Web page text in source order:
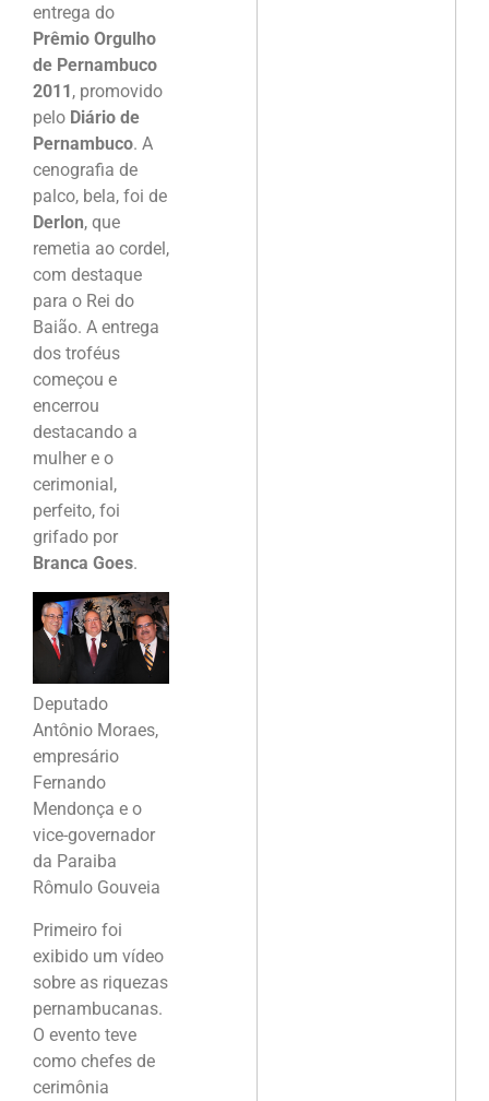
entrega do
Prêmio Orgulho
de Pernambuco
2011, promovido
pelo Diário de
Pernambuco. A
cenografia de
palco, bela, foi de
Derlon, que
remetia ao cordel,
com destaque
para o Rei do
Baião. A entrega
dos troféus
começou e
encerrou
destacando a
mulher e o
cerimonial,
perfeito, foi
grifado por
Branca Goes.
Deputado
Antônio Moraes,
empresário
Fernando
Mendonça e o
vice-governador
da Paraiba
Rômulo Gouveia
Primeiro foi
exibido um vídeo
sobre as riquezas
pernambucanas.
O evento teve
como chefes de
cerimônia